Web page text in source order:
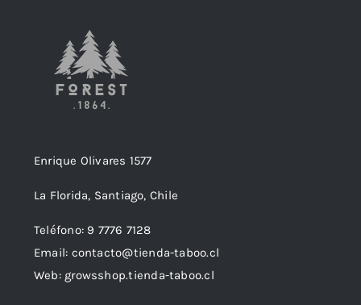
Enrique Olivares 1577
La Florida, Santiago, Chile
Teléfono: 9 7776 7128
Email: contacto@tienda-taboo.cl
Web: growsshop.tienda-taboo.cl